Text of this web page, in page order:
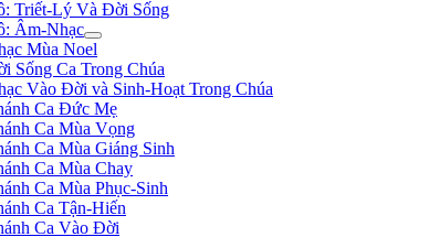
Triết-Lý Và Đời Sống
Âm-Nhạc
Mùa Noel
Sống Ca Trong Chúa
Vào Đời và Sinh-Hoạt Trong Chúa
Ca Đức Mẹ
Ca Mùa Vọng
Ca Mùa Giáng Sinh
Ca Mùa Chay
Ca Mùa Phục-Sinh
Ca Tận-Hiến
Ca Vào Đời